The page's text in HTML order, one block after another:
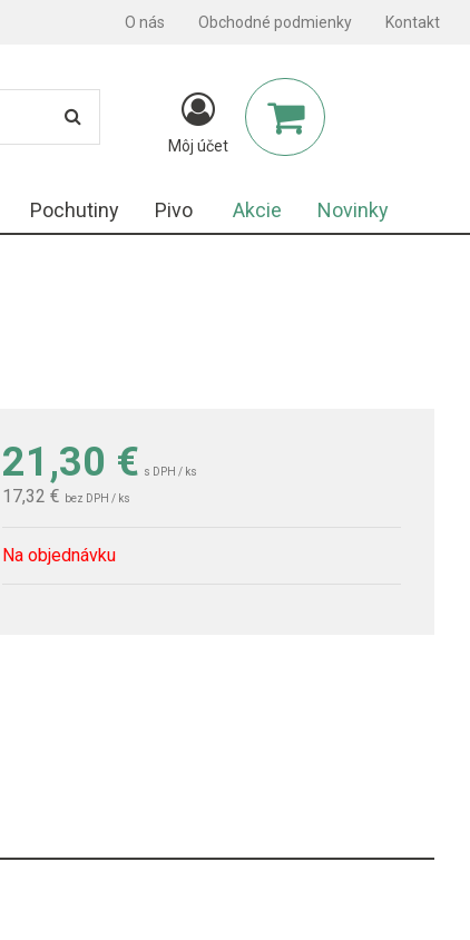
O nás Obchodné podmienky Kontakt
Môj účet
Pochutiny Pivo Akcie Novinky
21,30 € s DPH / ks
17,32 € bez DPH / ks
Na objednávku